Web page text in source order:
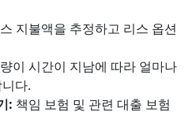
지불액을 추정하고 리스 옵션
이 시간이 지남에 따라 얼마나
다.
: 책임 보험 및 관련 대출 보험